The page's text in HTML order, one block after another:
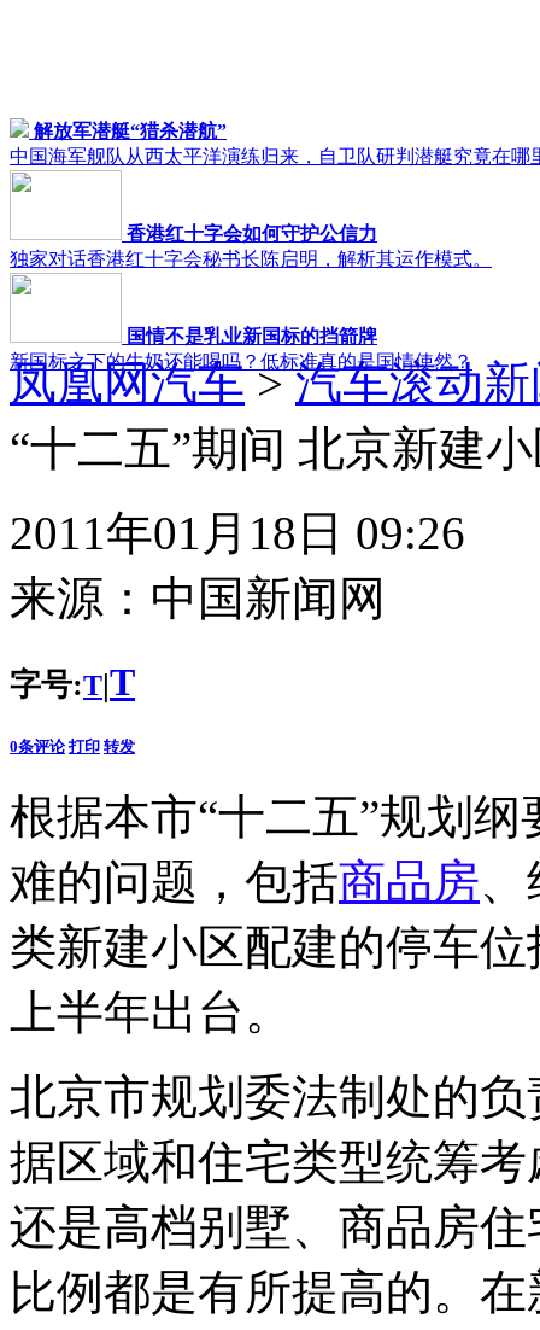
解放军潜艇“猎杀潜航”
中国海军舰队从西太平洋演练归来，自卫队研判潜艇究竟在哪
香港红十字会如何守护公信力
独家对话香港红十字会秘书长陈启明，解析其运作模式。
国情不是乳业新国标的挡箭牌
新国标之下的牛奶还能喝吗？低标准真的是国情使然？
凤凰网汽车>汽车滚动
“十二五”期间 北京新建
2011年01月18日 09:26
来源： 中国新闻网
字号:T|T
0条评论 打印 转发
根据本市“十二五”规划
难的问题，包括商品房
类新建小区配建的停车
上半年出台。
北京市规划委法制处的
据区域和住宅类型统筹
还是高档别墅、商品房
比例都是有所提高的。